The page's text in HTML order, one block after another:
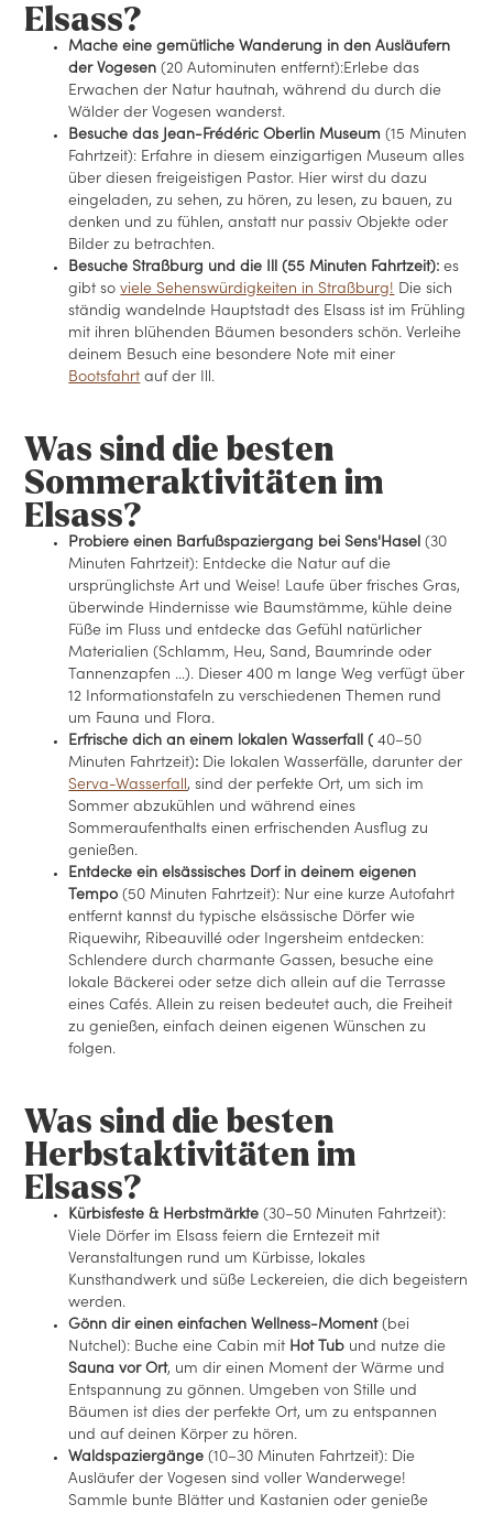
Elsass?
Mache eine gemütliche Wanderung in den Ausläufern
der Vogesen (20 Autominuten entfernt):Erlebe das
Erwachen der Natur hautnah, während du durch die
Wälder der Vogesen wanderst.
Besuche das Jean-Frédéric Oberlin Museum (15 Minuten
Fahrtzeit): Erfahre in diesem einzigartigen Museum alles
über diesen freigeistigen Pastor. Hier wirst du dazu
eingeladen, zu sehen, zu hören, zu lesen, zu bauen, zu
denken und zu fühlen, anstatt nur passiv Objekte oder
Bilder zu betrachten.
Besuche Straßburg und die Ill (55 Minuten Fahrtzeit): es
gibt soviele Sehenswürdigkeiten in Straßburg! Die sich
ständig wandelnde Hauptstadt des Elsass ist im Frühling
mit ihren blühenden Bäumen besonders schön. Verleihe
deinem Besuch eine besondere Note mit einer
Bootsfahrt auf der Ill.
Was sind die besten
Sommeraktivitäten im
Elsass?
Probiere einen Barfußspaziergang bei Sens'Hasel (30
Minuten Fahrtzeit): Entdecke die Natur auf die
ursprünglichste Art und Weise! Laufe über frisches Gras,
überwinde Hindernisse wie Baumstämme, kühle deine
Füße im Fluss und entdecke das Gefühl natürlicher
Materialien (Schlamm, Heu, Sand, Baumrinde oder
Tannenzapfen …). Dieser 400 m lange Weg verfügt über
12 Informationstafeln zu verschiedenen Themen rund
um Fauna und Flora.
Erfrische dich an einem lokalen Wasserfall (40–50
Minuten Fahrtzeit): Die lokalen Wasserfälle, darunter der
Serva-Wasserfall, sind der perfekte Ort, um sich im
Sommer abzukühlen und während eines
Sommeraufenthalts einen erfrischenden Ausflug zu
genießen.
Entdecke ein elsässisches Dorf in deinem eigenen
Tempo (50 Minuten Fahrtzeit): Nur eine kurze Autofahrt
entfernt kannst du typische elsässische Dörfer wie
Riquewihr, Ribeauvillé oder Ingersheim entdecken:
Schlendere durch charmante Gassen, besuche eine
lokale Bäckerei oder setze dich allein auf die Terrasse
eines Cafés. Allein zu reisen bedeutet auch, die Freiheit
zu genießen, einfach deinen eigenen Wünschen zu
folgen.
Was sind die besten
Herbstaktivitäten im
Elsass?
Kürbisfeste & Herbstmärkte (30–50 Minuten Fahrtzeit):
Viele Dörfer im Elsass feiern die Erntezeit mit
Veranstaltungen rund um Kürbisse, lokales
Kunsthandwerk und süße Leckereien, die dich begeistern
werden.
Gönn dir einen einfachen Wellness-Moment(bei
Nutchel): Buche eine Cabin mit Hot Tub und nutze die
Sauna vor Ort, um dir einen Moment der Wärme und
Entspannung zu gönnen. Umgeben von Stille und
Bäumen ist dies der perfekte Ort, um zu entspannen
und auf deinen Körper zu hören.
Waldspaziergänge (10–30 Minuten Fahrtzeit): Die
Ausläufer der Vogesen sind voller Wanderwege!
Sammle bunte Blätter und Kastanien oder genieße